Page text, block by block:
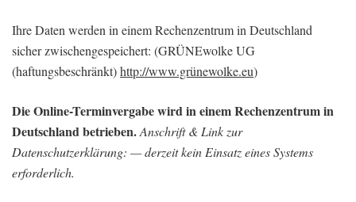
Ihre Daten werden in einem Rechenzentrum in Deutschland
sicher zwischengespeichert: (GRÜNEwolke UG
(haftungsbeschränkt)http://www.grünewolke.eu)
Die Online-Terminvergabe wird in einem Rechenzentrum in
Deutschland betrieben.Anschrift& Link zur
Datenschutzerklärung: — derzeit kein Einsatz eines Systems
erforderlich.